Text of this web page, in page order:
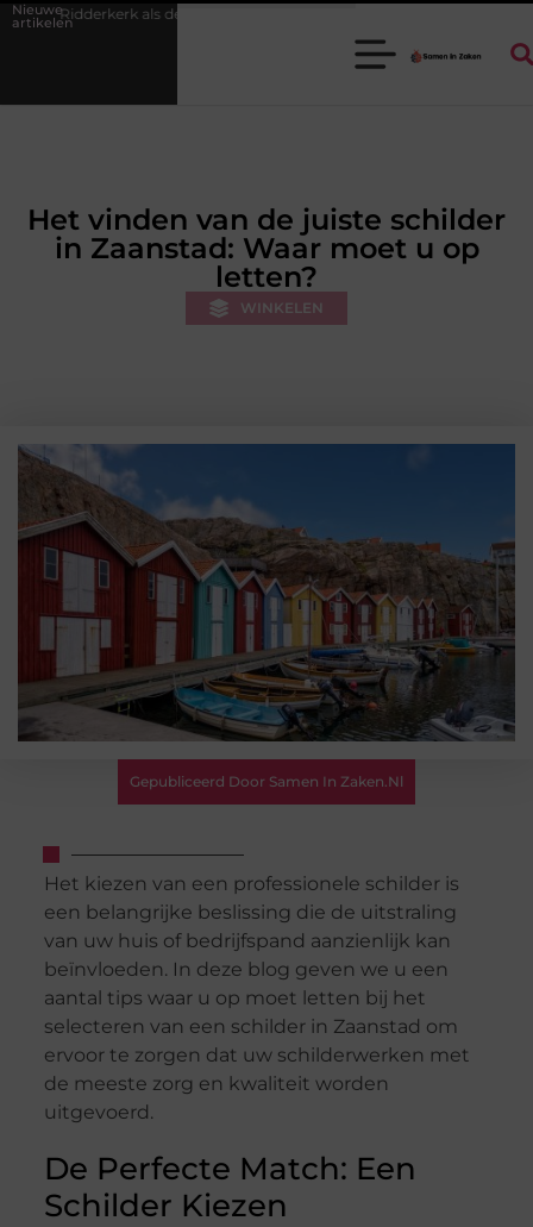
Nieuwe
artikelen
voor zakelijke ontmoetingen
Het vinden van de juiste schilder
in Zaanstad: Waar moet u op
letten?
WINKELEN
Gepubliceerd Door Samen In Zaken.nl
Het kiezen van een professionele schilder is
een belangrijke beslissing die de uitstraling
van uw huis of bedrijfspand aanzienlijk kan
beïnvloeden. In deze blog geven we u een
aantal tips waar u op moet letten bij het
selecteren van een schilder in Zaanstad om
ervoor te zorgen dat uw schilderwerken met
de meeste zorg en kwaliteit worden
uitgevoerd.
De Perfecte Match: Een
Schilder Kiezen